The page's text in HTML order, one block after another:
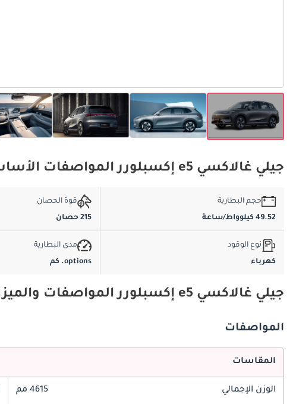
جيلي غالاكسي e5 إكسبلورر المواصفات الأساسية
حجم البطارية
49.52 كيلوواط/ساعة
قوة الحصان
215 حصان
نوع الوقود
كهرباء
مدى البطارية
options. كم
جيلي غالاكسي e5 إكسبلورر المواصفات والميزات
المواصفات
المقاسات
الوزن الإجمالي 4615 مم